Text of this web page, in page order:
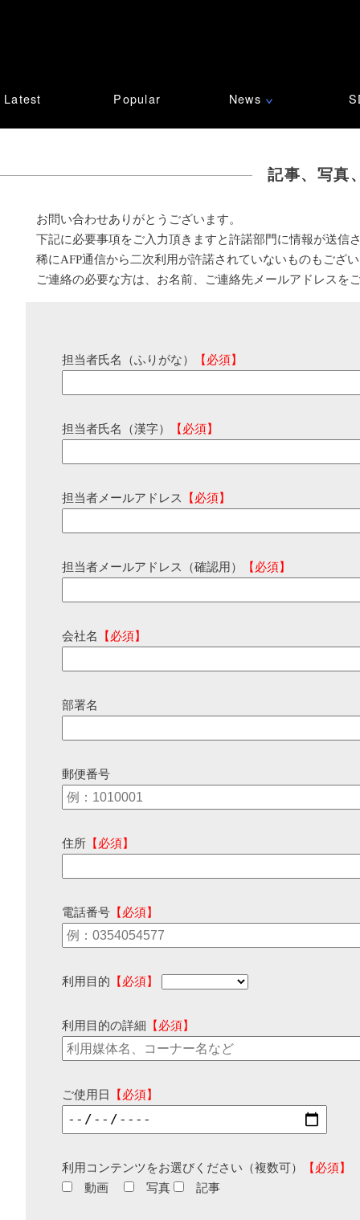
Latest Popular News ∨
記事、写真
お問い合わせありがとうございます。
下記に必要事項をご入力頂きますと許諾部門に情報が送信
稀にAFP通信から二次利用が許諾されていないものもござ
ご連絡の必要な方は、お名前、ご連絡先メールアドレスを
担当者氏名（ふりがな） 【必須】
担当者氏名（漢字） 【必須】
担当者メールアドレス 【必須】
担当者メールアドレス（確認用） 【必須】
会社名 【必須】
部署名
郵便番号
住所 【必須】
電話番号 【必須】
利用目的 【必須】
利用目的の詳細 【必須】
ご使用日 【必須】
利用コンテンツをお選びください（複数可）
【必須】
動画
写真 記事